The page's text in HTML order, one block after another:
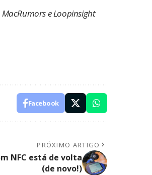
MacRumorseLoopinsight
Facebook
PRÓXIMO ARTIGO
NFC está de volta
(de novo!)